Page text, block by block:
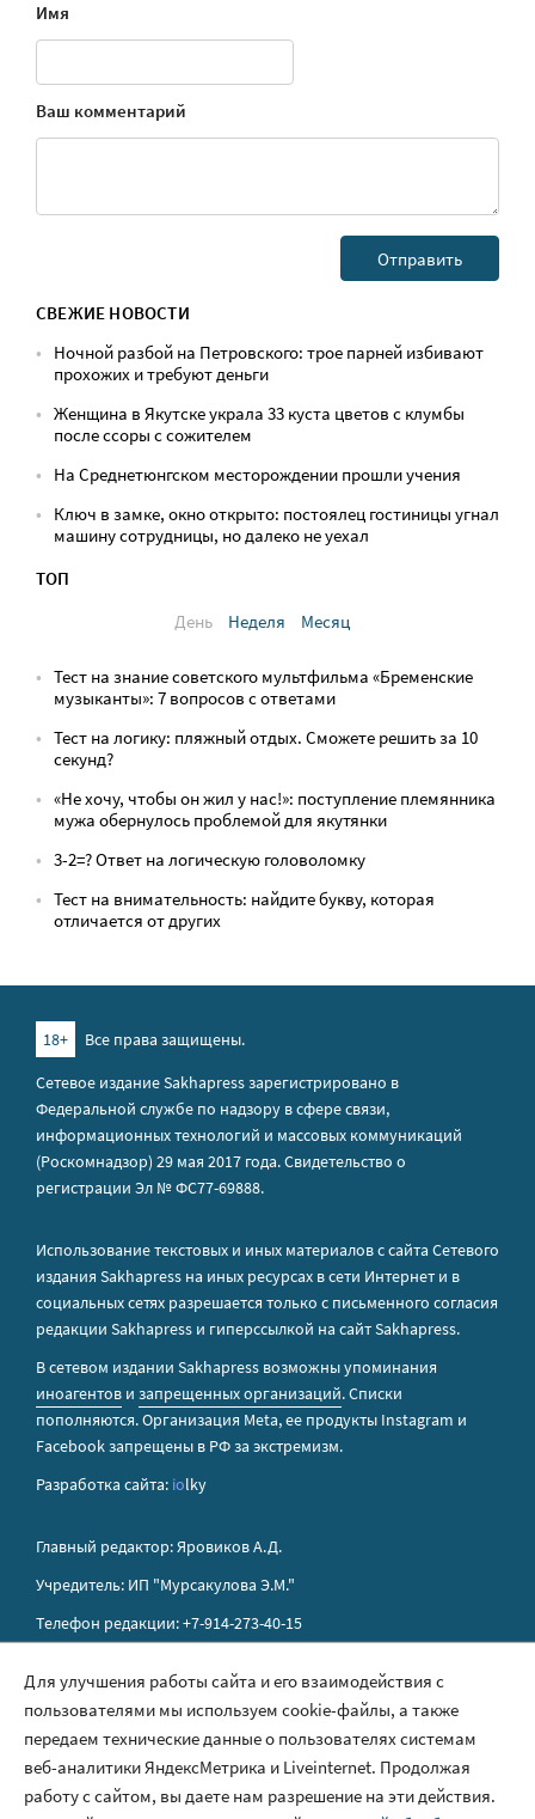
Имя
Ваш комментарий
СВЕЖИЕ НОВОСТИ
Ночной разбой на Петровского: трое парней избивают
прохожих и требуют деньги
Женщина в Якутске украла 33 куста цветов с клумбы
после ссоры с сожителем
На Среднетюнгском месторождении прошли учения
Ключ в замке, окно открыто: постоялец гостиницы угнал
машину сотрудницы, но далеко не уехал
ТОП
День
Неделя Месяц
Тест на знание советского мультфильма «Бременские
музыканты»: 7 вопросов с ответами
Тест на логику: пляжный отдых. Сможете решить за 10
секунд?
«Не хочу, чтобы он жил у нас!»: поступление племянника
мужа обернулось проблемой для якутянки
3-2=? Ответ на логическую головоломку
Тест на внимательность: найдите букву, которая
отличается от других
18+
Все права защищены.
Сетевое издание Sakhapress зарегистрировано в
Федеральной службе по надзору в сфере связи,
информационных технологий и массовых коммуникаций
(Роскомнадзор) 29 мая 2017 года. Свидетельство о
регистрации Эл № ФС77-69888.
Использование текстовых и иных материалов с сайта Сетевого
издания Sakhapress на иных ресурсах в сети Интернет и в
социальных сетях разрешается только с письменного согласия
редакции Sakhapress и гиперссылкой на сайт Sakhapress.
В сетевом издании Sakhapress возможны упоминания
иноагентов и запрещенных организаций. Списки
пополняются. Организация Metа, ее продукты Instagram и
Facebook запрещены в РФ за экстремизм.
Разработка сайта: iolky
Главный редактор: Яровиков А.Д.
Учредитель: ИП "Мурсакулова Э.М."
Телефон редакции: +7-914-273-40-15
Правила сайта
Политика обработки персональных данных
Размещение рекламы
Для улучшения работы сайта и его взаимодействия с
пользователями мы используем cookie-файлы, а также
передаем технические данные о пользователях системам
веб-аналитики ЯндексМетрика и Liveinternet. Продолжая
работу с сайтом, вы даете нам разрешение на эти действия.